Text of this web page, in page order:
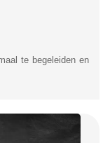
te begeleiden en